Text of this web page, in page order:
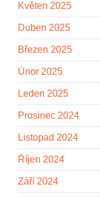
Květen 2025
Duben 2025
Březen 2025
Únor 2025
Leden 2025
Prosinec 2024
Listopad 2024
Říjen 2024
Září 2024